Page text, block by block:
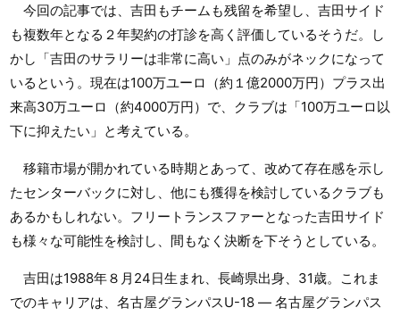
今回の記事では、吉田もチームも残留を希望し、吉田サイド
も複数年となる２年契約の打診を高く評価しているそうだ。し
かし「吉田のサラリーは非常に高い」点のみがネックになって
いるという。現在は100万ユーロ（約１億2000万円）プラス出
来高30万ユーロ（約4000万円）で、クラブは「100万ユーロ以
下に抑えたい」と考えている。
移籍市場が開かれている時期とあって、改めて存在感を示し
たセンターバックに対し、他にも獲得を検討しているクラブも
あるかもしれない。フリートランスファーとなった吉田サイド
も様々な可能性を検討し、間もなく決断を下そうとしている。
吉田は1988年８月24日生まれ、長崎県出身、31歳。これま
でのキャリアは、名古屋グランパスU-18 ― 名古屋グランパス